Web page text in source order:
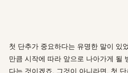
첫 단추가 중요하다는 유명한 말이 있
만큼 시작에 따라 앞으로 나아가게 될
다는 것이겠죠. 그것이 아니라면, 첫